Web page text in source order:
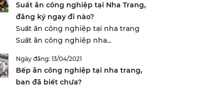
Suất ăn công nghiệp tại Nha Trang,
đăng ký ngay đi nào?
Suất ăn công nghiệp tại nha trang
Suất ăn công nghiệp nha...
Ngày đăng: 13/04/2021
Bếp ăn công nghiệp tại nha trang,
bạn đã biết chưa?